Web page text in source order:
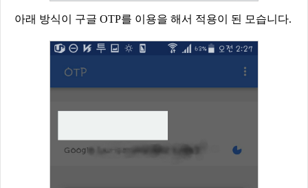
아래 방식이 구글 OTP를 이용을 해서 적용이 된 모습니다.